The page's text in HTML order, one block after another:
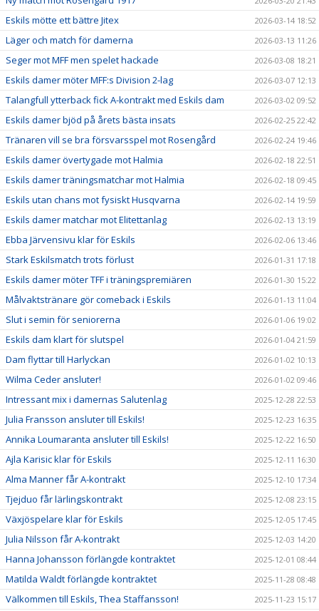
Eskils mötte ett bättre Jitex 2026-03-14 18:52
Läger och match för damerna 2026-03-13 11:26
Seger mot MFF men spelet hackade 2026-03-08 18:21
Eskils damer möter MFF:s Division 2-lag 2026-03-07 12:13
Talangfull ytterback fick A-kontrakt med Eskils dam 2026-03-02 09:52
Eskils damer bjöd på årets bästa insats 2026-02-25 22:42
Tränaren vill se bra försvarsspel mot Rosengård 2026-02-24 19:46
Eskils damer övertygade mot Halmia 2026-02-18 22:51
Eskils damer träningsmatchar mot Halmia 2026-02-18 09:45
Eskils utan chans mot fysiskt Husqvarna 2026-02-14 19:59
Eskils damer matchar mot Elitettanlag 2026-02-13 13:19
Ebba Järvensivu klar för Eskils 2026-02-06 13:46
Stark Eskilsmatch trots förlust 2026-01-31 17:18
Eskils damer möter TFF i träningspremiären 2026-01-30 15:22
Målvaktstränare gör comeback i Eskils 2026-01-13 11:04
Slut i semin för seniorerna 2026-01-06 19:02
Eskils dam klart för slutspel 2026-01-04 21:59
Dam flyttar till Harlyckan 2026-01-02 10:13
Wilma Ceder ansluter! 2026-01-02 09:46
Intressant mix i damernas Salutenlag 2025-12-28 22:53
Julia Fransson ansluter till Eskils! 2025-12-23 16:35
Annika Loumaranta ansluter till Eskils! 2025-12-22 16:50
Ajla Karisic klar för Eskils 2025-12-11 16:30
Alma Manner får A-kontrakt 2025-12-10 17:34
Tjejduo får lärlingskontrakt 2025-12-08 23:15
Växjöspelare klar för Eskils 2025-12-05 17:45
Julia Nilsson får A-kontrakt 2025-12-03 14:20
Hanna Johansson förlängde kontraktet 2025-12-01 08:44
Matilda Waldt förlängde kontraktet 2025-11-28 08:48
Välkommen till Eskils, Thea Staffansson! 2025-11-23 15:17